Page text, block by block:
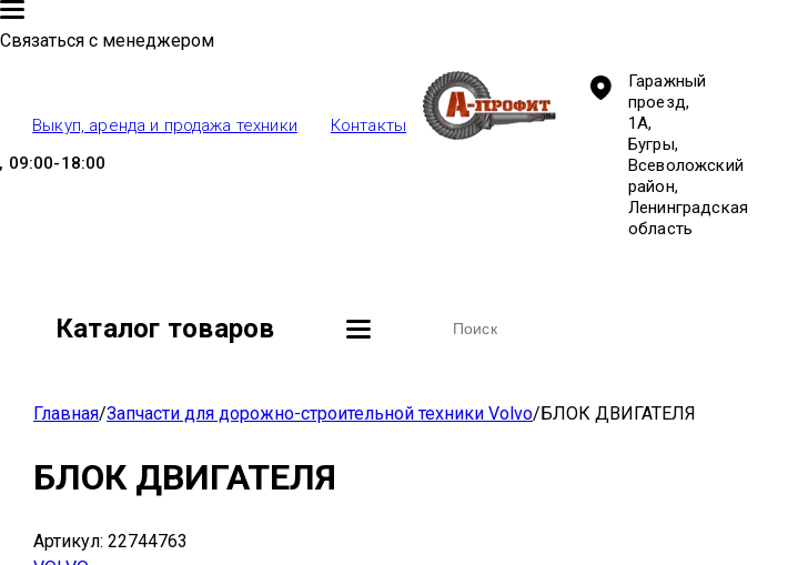
Связаться с менеджером
Выкуп, аренда и продажа техники
Контакты
09:00-18:00
Гаражный
проезд,
1А,
Бугры,
Всеволожский
район,
Ленинградская
область
Каталог товаров
Главная/Запчасти для дорожно-строительной техники Volvo/БЛОК ДВИГАТЕЛЯ
БЛОК ДВИГАТЕЛЯ
Артикул: 22744763